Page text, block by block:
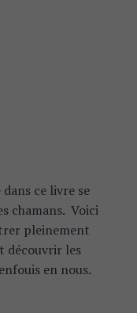
ce livre se
chamans. Voici
pleinement
découvrir les
en nous.